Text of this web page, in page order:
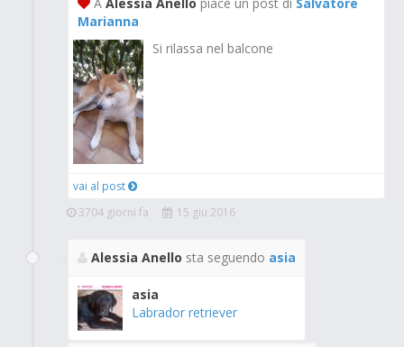
Marianna
Si rilassa nel balcone
vai al post
3704 giorni fa
15 giu 2016
Alessia Anello sta seguendo asia
asia
Labrador retriever